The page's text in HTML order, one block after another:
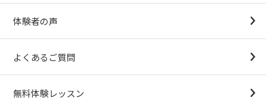
体験者の声
よくあるご質問
無料体験レッスン